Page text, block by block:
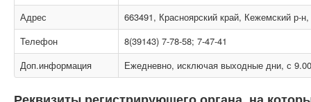
Адрес
663491, Красноярский край, Кежемский р-
Телефон
8(39143) 7-78-58; 7-47-41
Доп.информация
Ежедневно, исключая выходные дни, с